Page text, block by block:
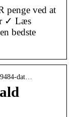
penge ved at
✓ Læs
bedste
9484-dat…